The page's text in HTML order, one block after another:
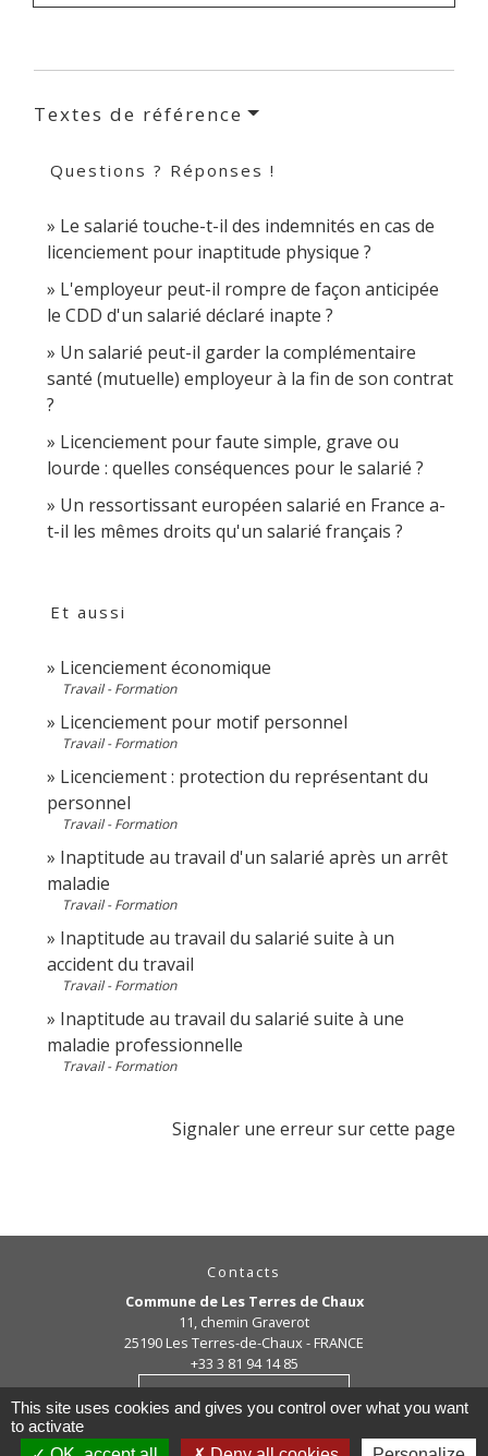
Textes de référence
Questions ? Réponses !
Le salarié touche-t-il des indemnités en cas de
licenciement pour inaptitude physique ?
L'employeur peut-il rompre de façon anticipée
le CDD d'un salarié déclaré inapte ?
Un salarié peut-il garder la complémentaire
santé (mutuelle) employeur à la fin de son contrat
?
Licenciement pour faute simple, grave ou
lourde : quelles conséquences pour le salarié ?
Un ressortissant européen salarié en France a-
t-il les mêmes droits qu'un salarié français ?
Et aussi
Licenciement économique
Travail - Formation
Licenciement pour motif personnel
Travail - Formation
Licenciement : protection du représentant du
personnel
Travail - Formation
Inaptitude au travail d'un salarié après un arrêt
maladie
Travail - Formation
Inaptitude au travail du salarié suite à un
accident du travail
Travail - Formation
Inaptitude au travail du salarié suite à une
maladie professionnelle
Travail - Formation
Signaler une erreur sur cette page
Contacts
Commune de Les Terres de Chaux
11, chemin Graverot
25190 Les Terres-de-Chaux - FRANCE
+33 3 81 94 14 85
Contact par formulaire
This site uses cookies and gives you control over what you want
to activate